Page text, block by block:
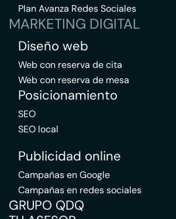
Plan Avanza Redes Sociales
MARKETING DIGITAL
Diseño web
Web con reserva de cita
Web con reserva de mesa
Posicionamiento
SEO
SEO local
Publicidad online
Campañas en Google
Campañas en redes sociales
GRUPO QDQ